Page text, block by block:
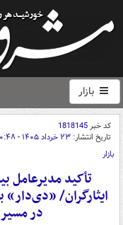
بازار
کد خبر1818145
تاریخ انتشار: ۲۳ خرداد ۱۴۰۵ - ۱۰:۴۸
بازار
تأکید مدیرعامل
در